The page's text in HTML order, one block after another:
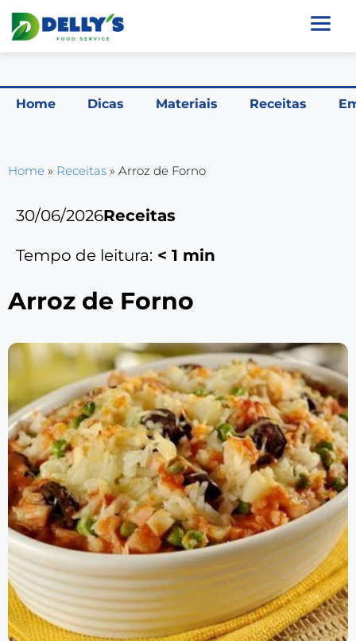
Home Dicas Materiais Receitas
Home » Receitas » Arroz de Forno
30/06/2026Receitas
Tempo de leitura: < 1 min
Arroz de Forno